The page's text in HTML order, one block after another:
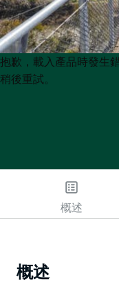
Product
List
Product
List
抱歉，載入產品時發生
稍後重試。
概述
概述